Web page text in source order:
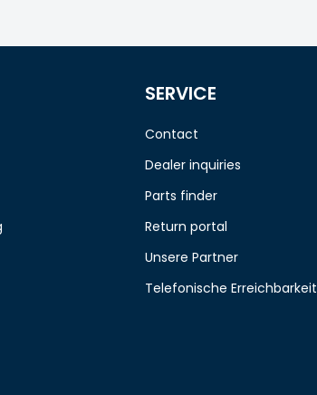
SERVICE
Contact
Dealer inquiries
Parts finder
Return portal
Unsere Partner
Telefonische Erreichbarkeit